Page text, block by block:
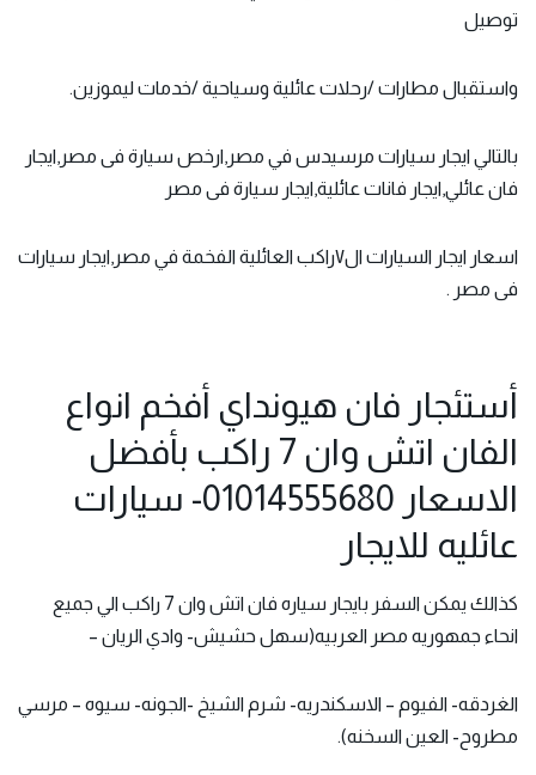
توصيل
واستقبال مطارات /رحلات عائلية وسياحية /خدمات ليموزين.
بالتالي ايجار سيارات مرسيدس في مصر,ارخص سيارة فى مصر,ايجار
فان عائلي,ايجار فانات عائلية,ايجار سيارة فى مصر
اسعار ايجار السيارات ال٧راكب العائلية الفخمة في مصر,ايجار سيارات
فى مصر .
أستئجار فان هيونداي أفخم انواع
الفان اتش وان 7 راكب بأفضل
الاسعار 01014555680- سيارات
عائليه للايجار
كذالك يمكن السفر بايجار سياره فان اتش
وان 7 راكب الي جميع
انحاء جمهوريه مصر العربيه(سهل حشيش- وادي الريان –
الغردقه- الفيوم – الاسكندريه- شرم الشيخ -الجونه- سيوه – مرسي
مطروح- العين السخنه).